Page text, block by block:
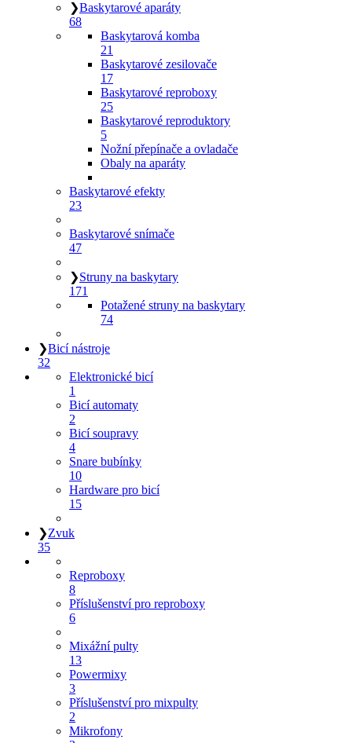
❯Baskytarové aparáty
68
Baskytarová komba
21
Baskytarové zesilovače
17
Baskytarové reproboxy
25
Baskytarové reproduktory
5
Nožní přepínače a ovladače
Obaly na aparáty
Baskytarové efekty
23
Baskytarové snímače
47
❯Struny na baskytary
171
Potažené struny na baskytary
74
❯Bicí nástroje
32
Elektronické bicí
1
Bicí automaty
2
Bicí soupravy
4
Snare bubínky
10
Hardware pro bicí
15
❯Zvuk
35
Reproboxy
8
Příslušenství pro reproboxy
6
Mixážní pulty
13
Powermixy
3
Příslušenství pro mixpulty
2
Mikrofony